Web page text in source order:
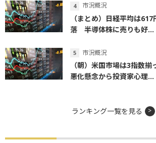
市況概況
（まとめ）日経平均は
落 半導体株に売りも好...
市況概況
（朝）米国市場は3指数
悪化懸念から投資家心理...
ランキング一覧を見る